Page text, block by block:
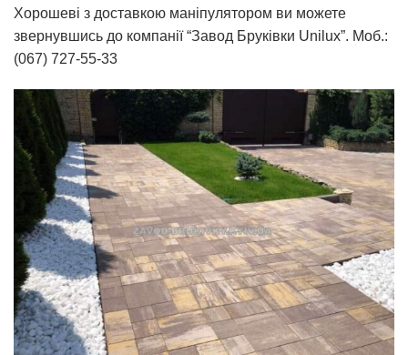
Хорошеві з доставкою маніпулятором ви можете
звернувшись до компанії “Завод Бруківки Unilux”. Моб.:
(067) 727-55-33